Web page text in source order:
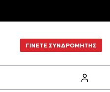
ΓΙΝΕΤΕ ΣΥΝΔΡΟΜΗΤΗΣ